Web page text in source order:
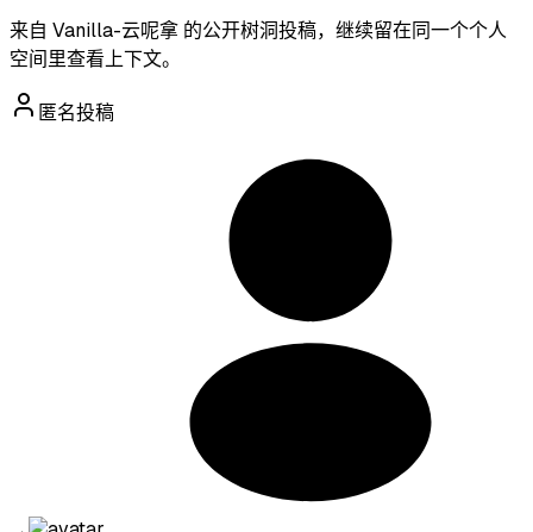
来自 Vanilla-云呢拿 的公开树洞投稿，继续留在同一个个人
空间里查看上下文。
匿名投稿